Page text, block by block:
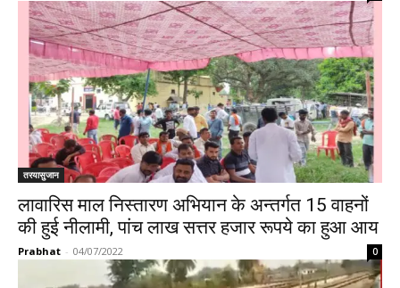
तरयासुजान
लावारिस माल निस्तारण अभियान के अन्तर्गत 15 वाहनों
की हुई नीलामी, पांच लाख सत्तर हजार रूपये का हुआ आय
Prabhat - 04/07/2022 0